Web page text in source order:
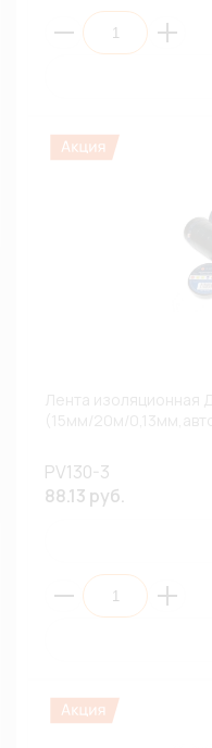
PV130-3
88.13 руб.